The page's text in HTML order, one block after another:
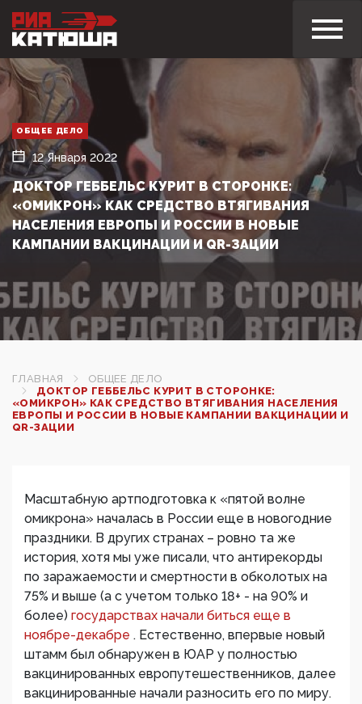
ОБЩЕЕ ДЕЛО
12 Января 2022
ДОКТОР ГЕББЕЛЬС КУРИТ В СТОРОНКЕ:
«ОМИКРОН» КАК СРЕДСТВО ВТЯГИВАНИЯ
НАСЕЛЕНИЯ ЕВРОПЫ И РОССИИ В НОВЫЕ
КАМПАНИИ ВАКЦИНАЦИИ И QR-ЗАЦИИ
ГЛАВНАЯ
ОБЩЕЕ ДЕЛО
ДОКТОР ГЕББЕЛЬС КУРИТ В СТОРОНКЕ:
«ОМИКРОН» КАК СРЕДСТВО ВТЯГИВАНИЯ НАСЕЛЕНИЯ
ЕВРОПЫ И РОССИИ В НОВЫЕ КАМПАНИИ ВАКЦИНАЦИИ И
QR-ЗАЦИИ
Масштабную артподготовка к «пятой волне
омикрона» началась в России еще в новогодние
праздники. В других странах – ровно та же
история, хотя мы уже писали, что антирекорды
по заражаемости и смертности в обколотых на
75% и выше (а с учетом только 18+ - на 90% и
более) государствах начали биться еще в
ноябре-декабре . Естественно, впервые новый
штамм был обнаружен в ЮАР у полностью
вакцинированных европутешественников, далее
вакцинированные начали разносить его по миру.